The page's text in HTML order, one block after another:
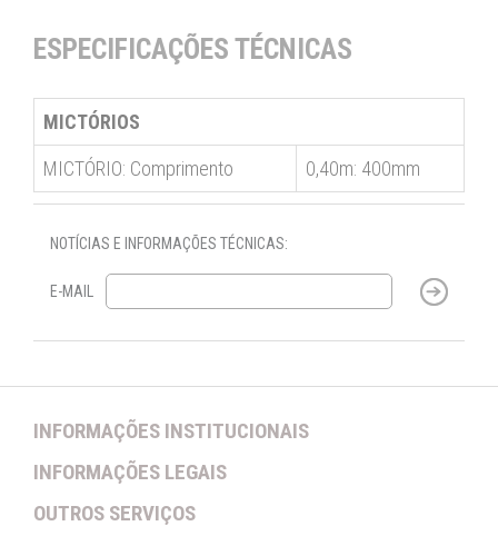
ESPECIFICAÇÕES TÉCNICAS
MICTÓRIOS
MICTÓRIO: Comprimento
0,40m: 400mm
NOTÍCIAS E INFORMAÇÕES TÉCNICAS:
E-MAIL
INFORMAÇÕES INSTITUCIONAIS
INFORMAÇÕES LEGAIS
OUTROS SERVIÇOS